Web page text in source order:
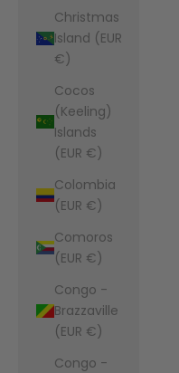
Christmas
Island (EUR
€)
Cocos
(Keeling)
Islands
(EUR €)
Colombia
(EUR €)
Comoros
(EUR €)
Congo -
Brazzaville
(EUR €)
Congo -